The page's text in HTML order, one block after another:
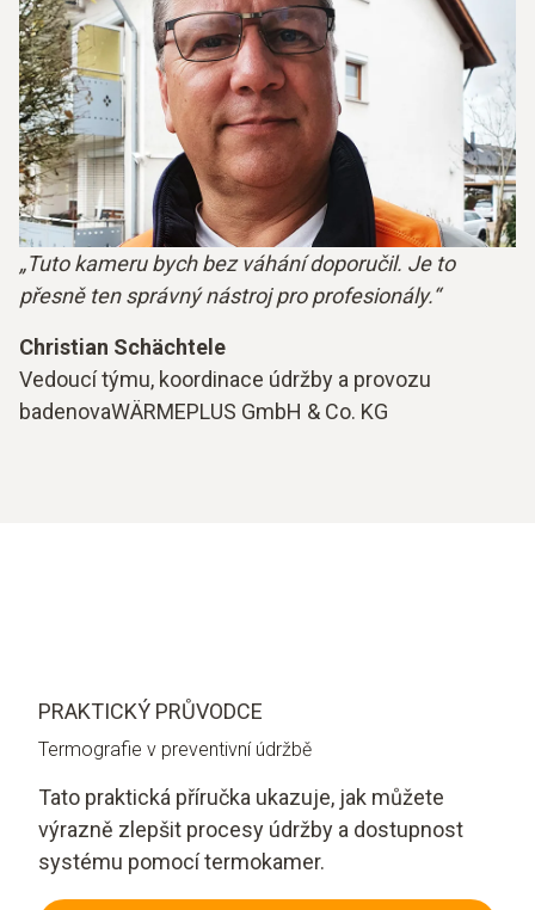
„Tuto kameru bych bez váhání doporučil. Je to
přesně ten správný nástroj pro profesionály.“
Christian Schächtele
Vedoucí týmu, koordinace údržby a provozu
badenovaWÄRMEPLUS GmbH & Co. KG
PRAKTICKÝ PRŮVODCE
Termografie v preventivní údržbě
Tato praktická příručka ukazuje, jak můžete
výrazně zlepšit procesy údržby a dostupnost
systému pomocí termokamer.